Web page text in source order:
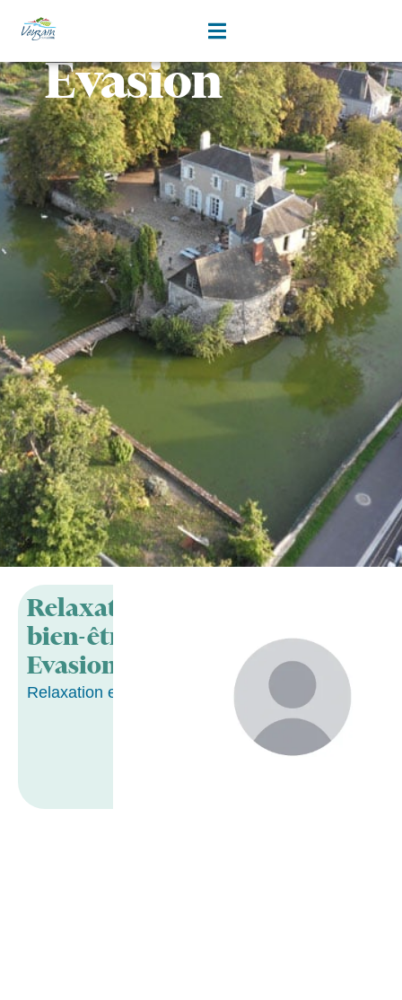
principalbien-être
Evasion
Relaxation et
bien-être
Evasion
Relaxation et bien-être